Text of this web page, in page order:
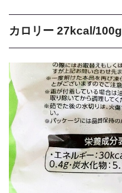
カロリー 27kcal/100g